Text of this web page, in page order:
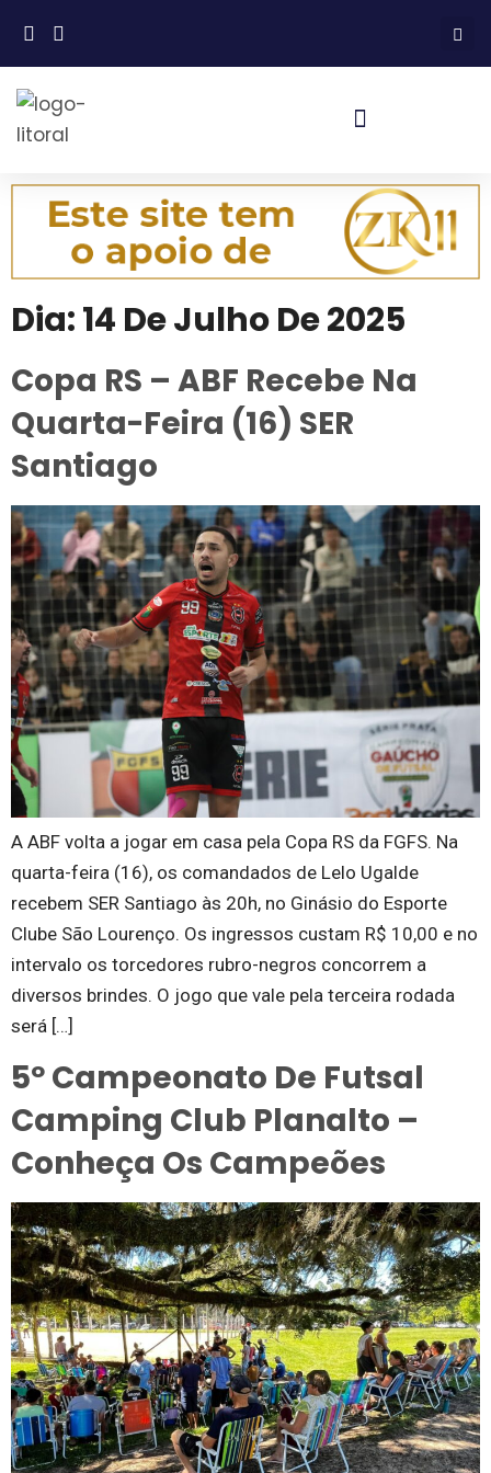
Dia:14 De Julho De 2025
Copa RS – ABF Recebe Na
Quarta-Feira (16) SER
Santiago
A ABF volta a jogar em casa pela Copa RS da FGFS. Na
quarta-feira (16), os comandados de Lelo Ugalde
recebem SER Santiago às 20h, no Ginásio do Esporte
Clube São Lourenço. Os ingressos custam R$ 10,00 e no
intervalo os torcedores rubro-negros concorrem a
diversos brindes. O jogo que vale pela terceira rodada
será […]
5º Campeonato De Futsal
Camping Club Planalto –
Conheça Os Campeões